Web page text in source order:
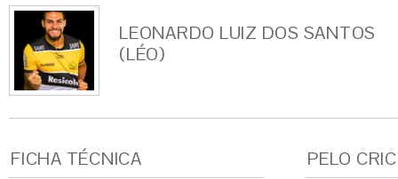
LEONARDO LUIZ DOS SANTOS
(LÉO)
FICHA TÉCNICA PELO